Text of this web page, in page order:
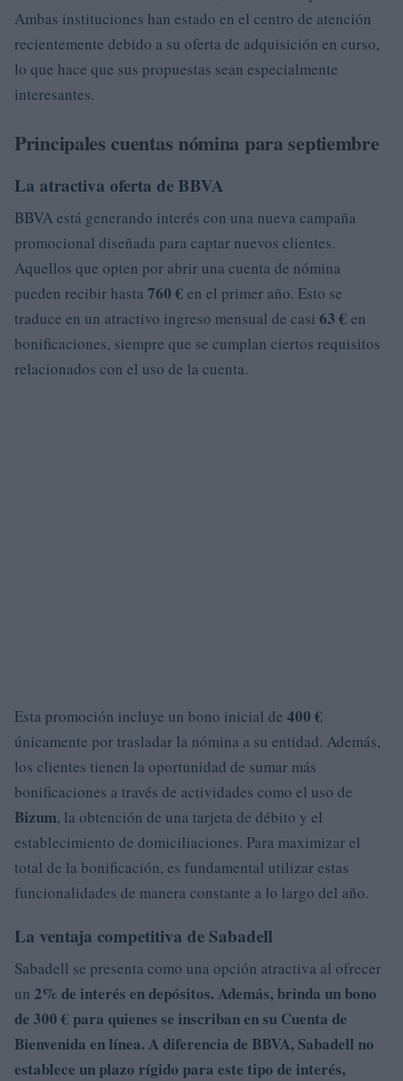
Ambas instituciones han estado en el centro de atención
recientemente debido a su oferta de adquisición en curso,
lo que hace que sus propuestas sean especialmente
interesantes.
Principales cuentas nómina para septiembre
La atractiva oferta de BBVA
BBVA está generando interés con una nueva campaña
promocional diseñada para captar nuevos clientes.
Aquellos que opten por abrir una cuenta de nómina
pueden recibir hasta 760 € en el primer año. Esto se
traduce en un atractivo ingreso mensual de casi 63 € en
bonificaciones, siempre que se cumplan ciertos requisitos
relacionados con el uso de la cuenta.
Esta promoción incluye un bono inicial de 400 €
únicamente por trasladar la nómina a su entidad. Además,
los clientes tienen la oportunidad de sumar más
bonificaciones a través de actividades como el uso de
Bizum, la obtención de una tarjeta de débito y el
establecimiento de domiciliaciones. Para maximizar el
total de la bonificación, es fundamental utilizar estas
funcionalidades de manera constante a lo largo del año.
La ventaja competitiva de Sabadell
Sabadell se presenta como una opción atractiva al ofrecer
un 2% de interés en depósitos. Además, brinda un bono
de 300 € para quienes se inscriban en su Cuenta de
Bienvenida en línea. A diferencia de BBVA, Sabadell no
establece un plazo rígido para este tipo de interés,